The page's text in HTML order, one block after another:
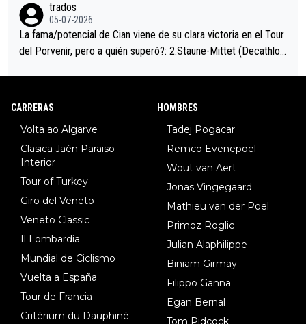
trados
05-07-2026
La fama/potencial de Cian viene de su clara victoria en el Tour
del Porvenir, pero a quién superó?: 2.Staune-Mittet (Decathlon,
8.Lenny Martinez (Bahrein), 9. Van Belle (Visma), 10. Vacek (Li
CARRERAS
Volta ao Algarve
Clasica Jaén Paraiso
Interior
Tour of Turkey
Giro del Veneto
Veneto Classic
Il Lombardia
Mundial de Ciclismo
Vuelta a España
Tour de Francia
Critérium du Dauphiné
HOMBRES
Tadej Pogacar
Remco Evenepoel
Wout van Aert
Jonas Vingegaard
Mathieu van der Poel
Primoz Roglic
Julian Alaphilippe
Biniam Girmay
Filippo Ganna
Egan Bernal
Tom Pidcock